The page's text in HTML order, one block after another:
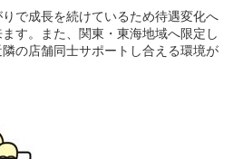
で成長を続けているため待遇変化へ
す。また、関東・東海地域へ限定し
の店舗同士サポートし合える環境が